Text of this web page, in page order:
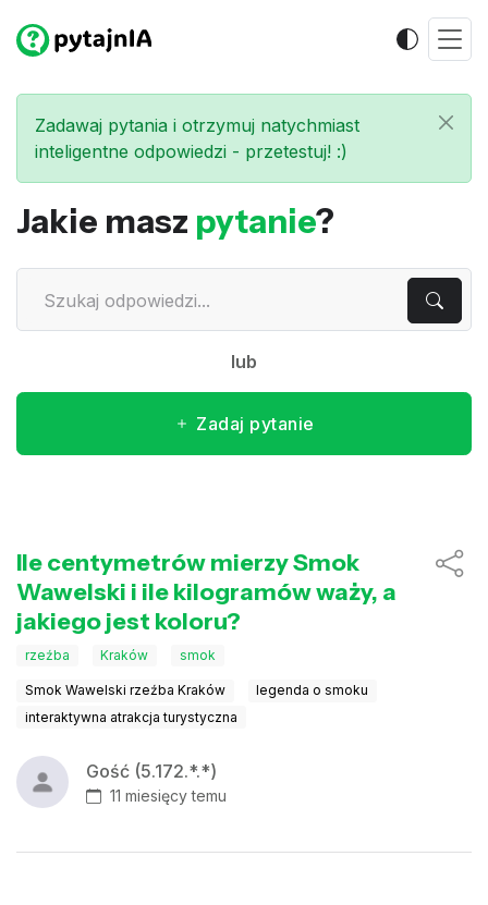
Zadawaj pytania i otrzymuj natychmiast
inteligentne odpowiedzi - przetestuj! :)
Jakie masz pytanie?
lub
Zadaj pytanie
Ile centymetrów mierzy Smok
Wawelski i ile kilogramów waży, a
jakiego jest koloru?
rzeźba Kraków smok
Smok Wawelski rzeźba Kraków
legenda o smoku
interaktywna atrakcja turystyczna
Gość (5.172.*.*)
11 miesięcy temu